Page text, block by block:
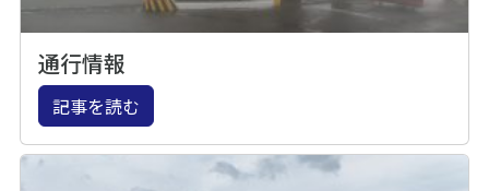
通行情報
記事を読む